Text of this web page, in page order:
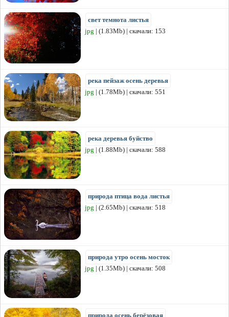
свет темнота листья
jpg | (1.83Mb) | скачали: 153
река пейзаж осень деревья
jpg | (1.78Mb) | скачали: 551
река деревья буйство
jpg | (1.88Mb) | скачали: 588
природа птица вода листья
jpg | (2.65Mb) | скачали: 518
природа утро осень мосток
jpg | (1.35Mb) | скачали: 508
природа осень берёзовая